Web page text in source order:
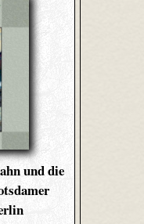
und die